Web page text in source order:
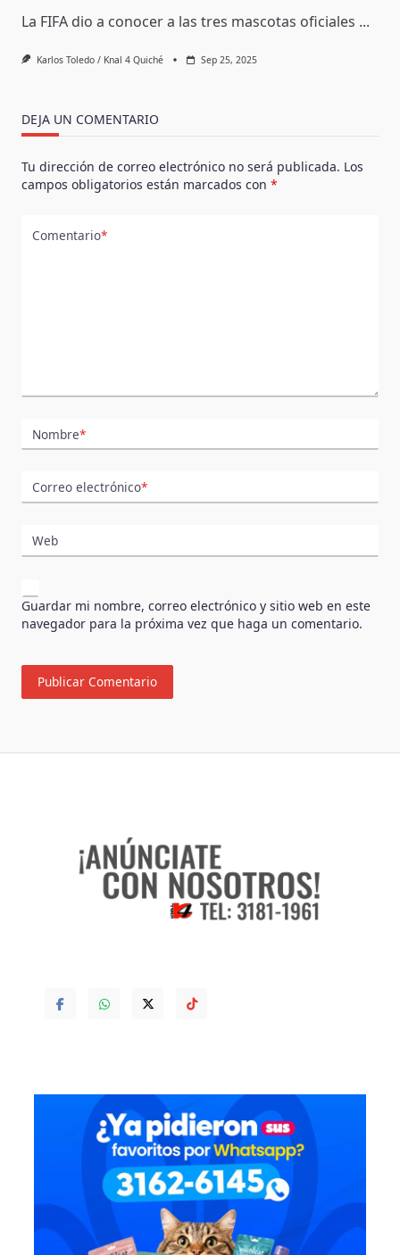
La FIFA dio a conocer a las tres mascotas oficiales ...
Karlos Toledo / Knal 4 Quiché Sep 25, 2025
DEJA UN COMENTARIO
Tu dirección de correo electrónico no será publicada. Los
campos obligatorios están marcados con *
Comentario*
Nombre*
Correo electrónico*
Web
Guardar mi nombre, correo electrónico y sitio web en este
navegador para la próxima vez que haga un comentario.